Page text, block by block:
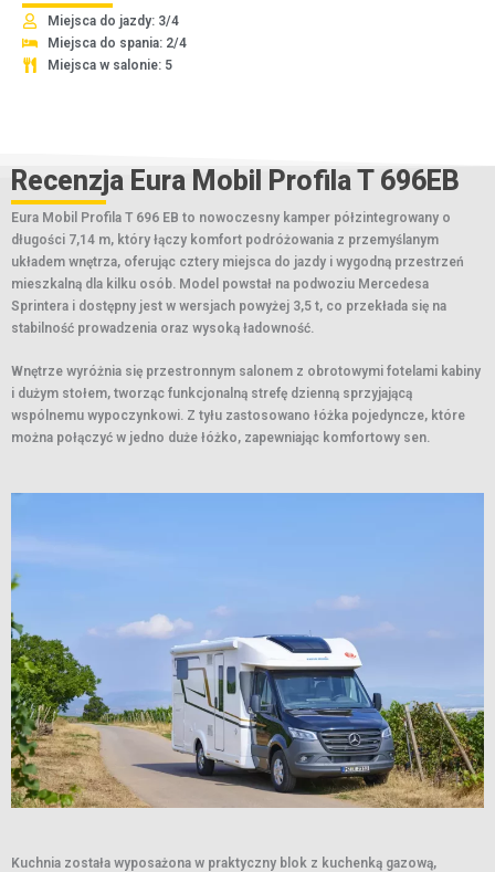
Miejsca do jazdy: 3/4
Miejsca do spania: 2/4
Miejsca w salonie: 5
Recenzja Eura Mobil Profila T 696EB
Eura Mobil Profila T 696 EB to nowoczesny kamper półzintegrowany o
długości 7,14 m, który łączy komfort podróżowania z przemyślanym
układem wnętrza, oferując cztery miejsca do jazdy i wygodną przestrzeń
mieszkalną dla kilku osób. Model powstał na podwoziu Mercedesa
Sprintera i dostępny jest w wersjach powyżej 3,5 t, co przekłada się na
stabilność prowadzenia oraz wysoką ładowność.
Wnętrze wyróżnia się przestronnym salonem z obrotowymi fotelami kabiny
i dużym stołem, tworząc funkcjonalną strefę dzienną sprzyjającą
wspólnemu wypoczynkowi. Z tyłu zastosowano łóżka pojedyncze, które
można połączyć w jedno duże łóżko, zapewniając komfortowy sen.
Kuchnia została wyposażona w praktyczny blok z kuchenką gazową,